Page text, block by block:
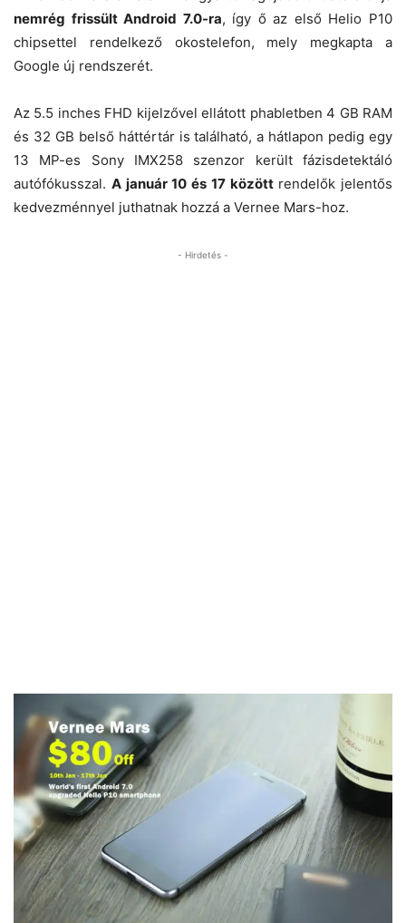
nemrég frissült Android 7.0-ra, így ő az első Helio P10
chipsettel rendelkező okostelefon, mely megkapta a
Google új rendszerét.
Az 5.5 inches FHD kijelzővel ellátott phabletben 4 GB RAM
és 32 GB belső háttértár is található, a hátlapon pedig egy
13 MP-es Sony IMX258 szenzor került fázisdetektáló
autófókusszal. A január 10 és 17 közöttrendelők jelentős
kedvezménnyel juthatnak hozzá a Vernee Mars-hoz.
- Hirdetés -